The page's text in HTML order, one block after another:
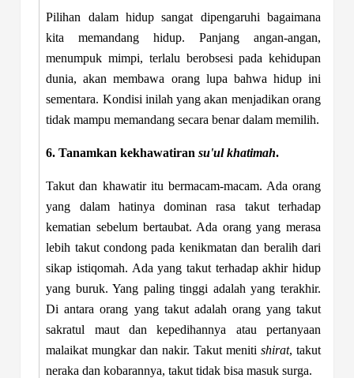
Pilihan dalam hidup sangat dipengaruhi bagaimana
kita memandang hidup. Panjang angan-angan,
menumpuk mimpi, terlalu berobsesi pada kehidupan
dunia, akan membawa orang lupa bahwa hidup ini
sementara. Kondisi inilah yang akan menjadikan orang
tidak mampu memandang secara benar dalam memilih.
6. Tanamkan kekhawatiransu'ul khatimah.
Takut dan khawatir itu bermacam-macam. Ada orang
yang dalam hatinya dominan rasa takut terhadap
kematian sebelum bertaubat. Ada orang yang merasa
lebih takut condong pada kenikmatan dan beralih dari
sikap istiqomah. Ada yang takut terhadap akhir hidup
yang buruk. Yang paling tinggi adalah yang terakhir.
Di antara orang yang takut adalah orang yang takut
sakratul maut dan kepedihannya atau pertanyaan
malaikat mungkar dan nakir. Takut menitishirat, takut
neraka dan kobarannya, takut tidak bisa masuk surga.